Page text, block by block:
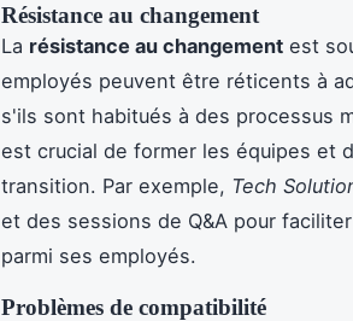
Résistance au changement
La résistance au changement est
employés peuvent être réticents à
s'ils sont habitués à des processus
est crucial de former les équipes et
transition. Par exemple, Tech
et des sessions de Q&A pour
parmi ses employés.
Problèmes de compatibilité